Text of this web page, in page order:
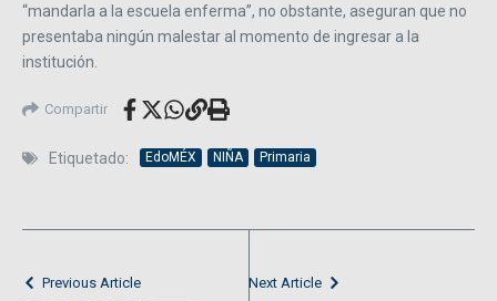
“mandarla a la escuela enferma”, no obstante, aseguran que no
presentaba ningún malestar al momento de ingresar a la
institución.
Compartir
Etiquetado: EdoMÉX NIÑA Primaria
Previous Article Next Article